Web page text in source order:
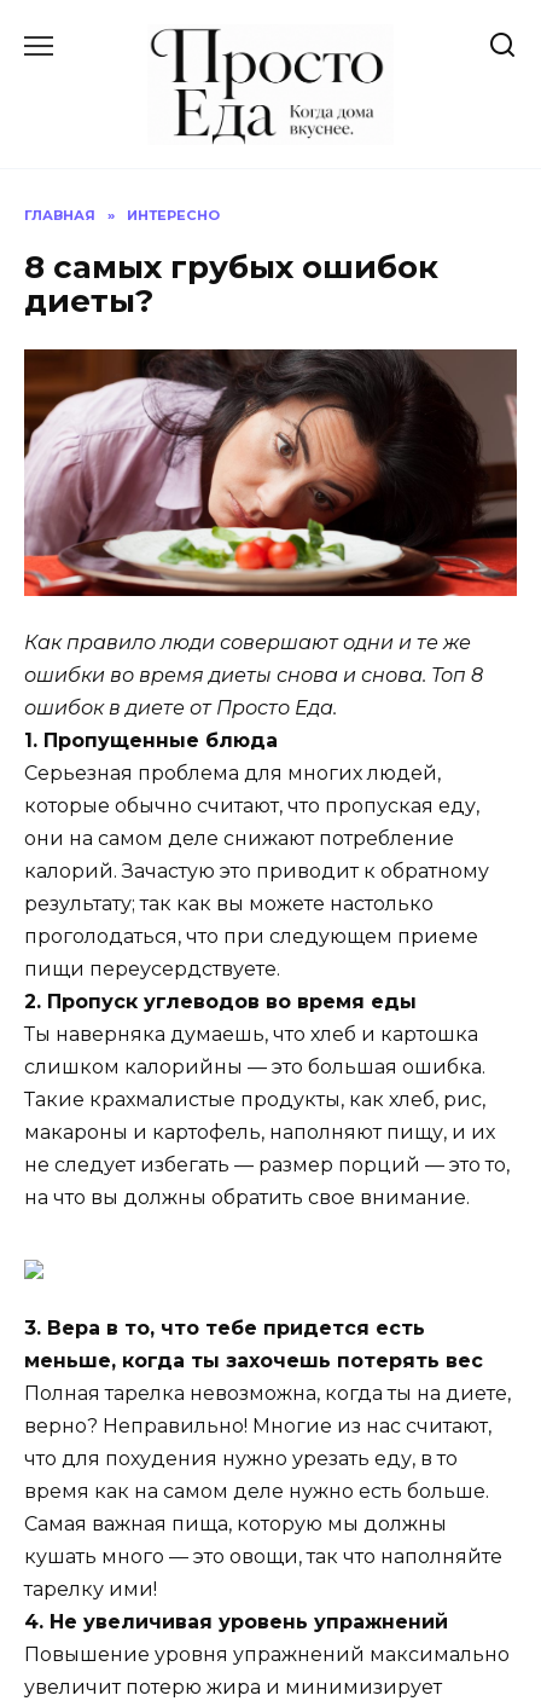
ГЛАВНАЯ » ИНТЕРЕСНО
8 самых грубых ошибок
диеты?
Как правило люди совершают одни и те же
ошибки во время диеты снова и снова. Топ 8
ошибок в диете от Просто Еда.
1. Пропущенные блюда
Серьезная проблема для многих людей,
которые обычно считают, что пропуская еду,
они на самом деле снижают потребление
калорий. Зачастую это приводит к обратному
результату; так как вы можете настолько
проголодаться, что при следующем приеме
пищи переусердствуете.
2. Пропуск углеводов во время еды
Ты наверняка думаешь, что хлеб и картошка
слишком калорийны — это большая ошибка.
Такие крахмалистые продукты, как хлеб, рис,
макароны и картофель, наполняют пищу, и их
не следует избегать — размер порций — это то,
на что вы должны обратить свое внимание.
3. Вера в то, что тебе придется есть
меньше, когда ты захочешь потерять вес
Полная тарелка невозможна, когда ты на диете,
верно? Неправильно! Многие из нас считают,
что для похудения нужно урезать еду, в то
время как на самом деле нужно есть больше.
Самая важная пища, которую мы должны
кушать много — это овощи, так что наполняйте
тарелку ими!
4. Не увеличивая уровень упражнений
Повышение уровня упражнений максимально
увеличит потерю жира и минимизирует